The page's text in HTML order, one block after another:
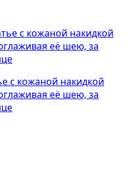
с кожаной накидкой
её шею, за